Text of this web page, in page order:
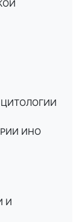
ИНО
И